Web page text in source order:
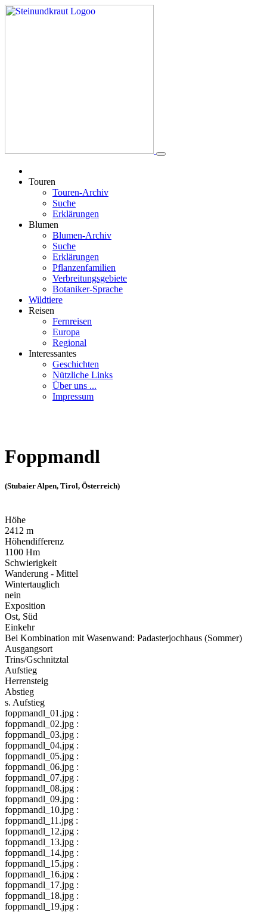
Touren
Touren-Archiv
Suche
Erklärungen
Blumen
Blumen-Archiv
Suche
Erklärungen
Pflanzenfamilien
Verbreitungsgebiete
Botaniker-Sprache
Wildtiere
Reisen
Fernreisen
Europa
Regional
Interessantes
Geschichten
Nützliche Links
Über uns ...
Impressum
Foppmandl
(Stubaier Alpen, Tirol, Österreich)
Höhe
2412 m
Höhendifferenz
1100 Hm
Schwierigkeit
Wanderung - Mittel
Wintertauglich
nein
Exposition
Ost, Süd
Einkehr
Bei Kombination mit Wasenwand: Padasterjochhaus (Sommer)
Ausgangsort
Trins/Gschnitztal
Aufstieg
Herrensteig
Abstieg
s. Aufstieg
foppmandl_01.jpg :
foppmandl_02.jpg :
foppmandl_03.jpg :
foppmandl_04.jpg :
foppmandl_05.jpg :
foppmandl_06.jpg :
foppmandl_07.jpg :
foppmandl_08.jpg :
foppmandl_09.jpg :
foppmandl_10.jpg :
foppmandl_11.jpg :
foppmandl_12.jpg :
foppmandl_13.jpg :
foppmandl_14.jpg :
foppmandl_15.jpg :
foppmandl_16.jpg :
foppmandl_17.jpg :
foppmandl_18.jpg :
foppmandl_19.jpg :